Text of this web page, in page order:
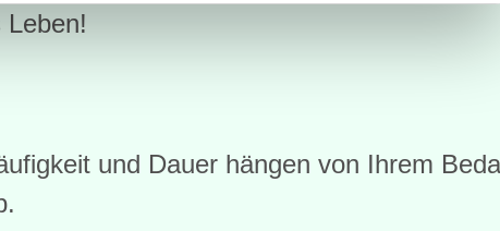
und Dauer hängen von Ihrem